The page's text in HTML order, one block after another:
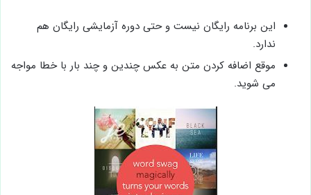
این برنامه رایگان نیست و حتی دوره آزمایشی رایگان هم
ندارد.
موقع اضافه کردن متن به عکس چندین و چند بار با خطا مواجه
می شوید.